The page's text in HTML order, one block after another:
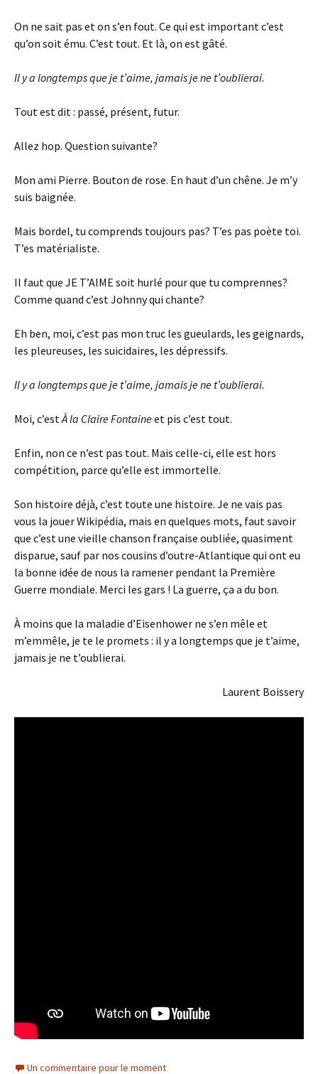
On ne sait pas et on s’en fout. Ce qui est important c’est
qu’on soit ému. C’est tout. Et là, on est gâté.
Il y a longtemps que je t’aime, jamais je ne t’oublierai.
Tout est dit : passé, présent, futur.
Allez hop. Question suivante?
Mon ami Pierre. Bouton de rose. En haut d’un chêne. Je m’y
suis baignée.
Mais bordel, tu comprends toujours pas? T’es pas poète toi.
T’es matérialiste.
Il faut que JE T’AIME soit hurlé pour que tu comprennes?
Comme quand c’est Johnny qui chante?
Eh ben, moi, c’est pas mon truc les gueulards, les geignards,
les pleureuses, les suicidaires, les dépressifs.
Il y a longtemps que je t’aime, jamais je ne t’oublierai.
Moi, c’estÀ la Claire Fontaineet pis c’est tout.
Enfin, non ce n’est pas tout. Mais celle-ci, elle est hors
compétition, parce qu’elle est immortelle.
Son histoire déjà, c’est toute une histoire. Je ne vais pas
vous la jouer Wikipédia, mais en quelques mots, faut savoir
que c’est une vieille chanson française oubliée, quasiment
disparue, sauf par nos cousins d’outre-Atlantique qui ont eu
la bonne idée de nous la ramener pendant la Première
Guerre mondiale. Merci les gars ! La guerre, ça a du bon.
À moins que la maladie d’Eisenhower ne s’en mêle et
m’emmêle, je te le promets : il y a longtemps que je t’aime,
jamais je ne t’oublierai.
Laurent Boissery
Un commentaire pour le moment